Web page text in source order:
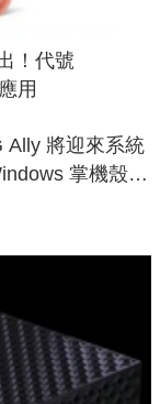
！代號
用
Ally 將迎來系統
掌機殼模
樣順暢